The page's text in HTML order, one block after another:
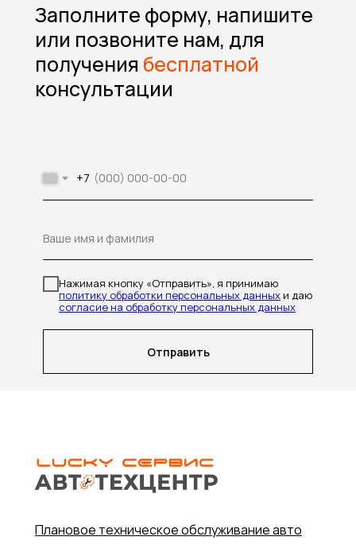
Заполните форму, напишите
или позвоните нам, для
получения бесплатной
консультации
+7
Ваше имя и фамилия
Нажимая кнопку «Отправить», я принимаю
политику обработки персональных данных и даю
согласие на обработку персональных данных
Отправить
Плановое техническое обслуживание авто